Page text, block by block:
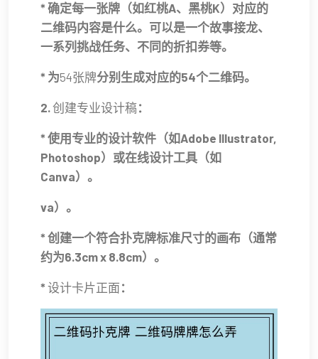
* 确定每一张牌（如红桃A、黑桃K）对应的
二维码内容是什么。可以是一个故事接龙、
一系列挑战任务、不同的折扣券等。
* 为54张牌分别生成对应的54个二维码。
2.创建专业设计稿：
* 使用专业的设计软件（如Adobe Illustrator,
Photoshop）或在线设计工具（如
Canva）。
va）。
* 创建一个符合扑克牌标准尺寸的画布（通常
约为6.3cm x 8.8cm）。
* 设计卡片正面 ：